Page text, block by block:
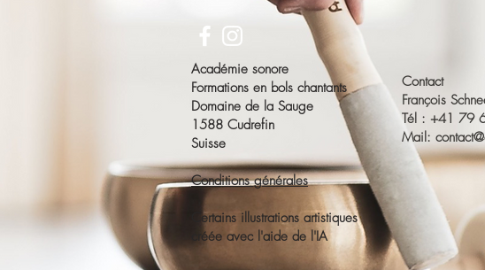
Académie sonore
Formations en bols chantants
Domaine de la Sauge
1588 Cudrefin
Suisse
Conditions générales
Certains illustrations artistiques
créée avec l'aide de l'IA
Contact
François
Tél : +41 79
Mail: